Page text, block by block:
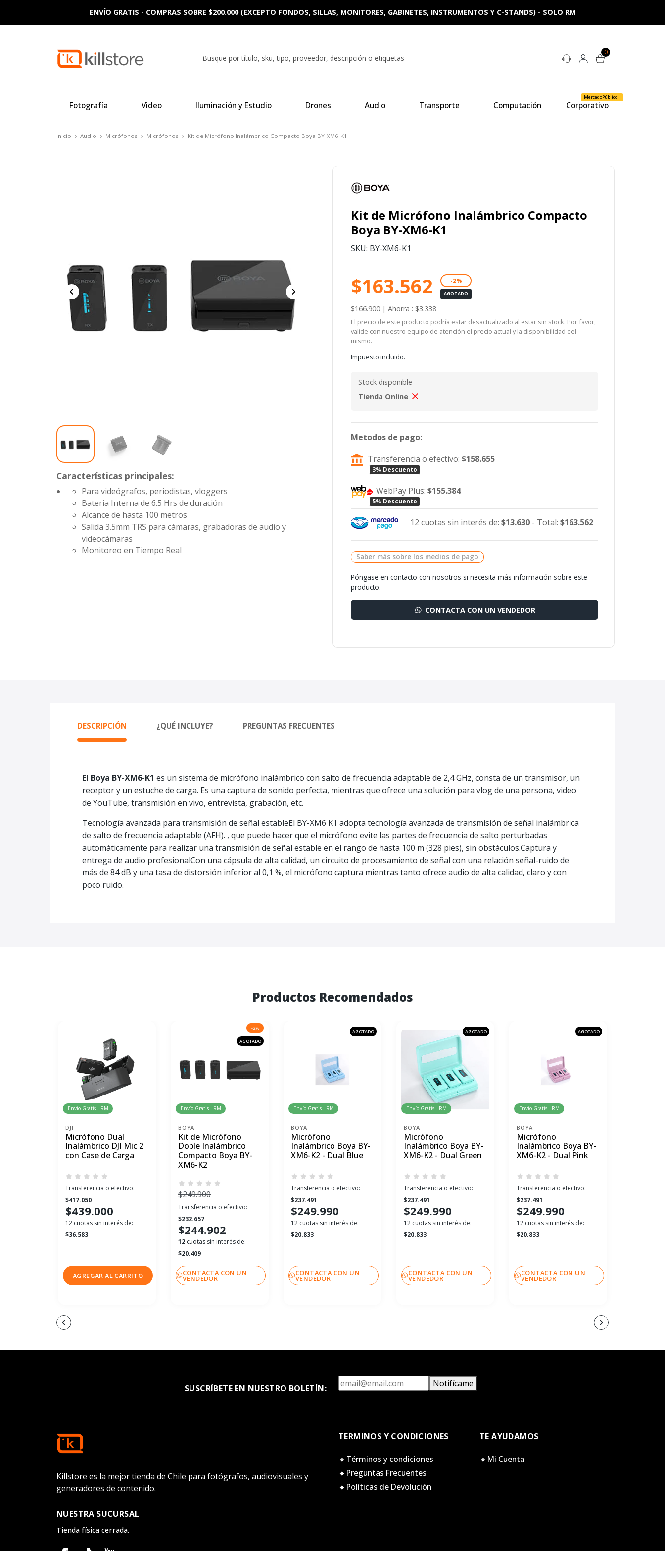
0
Fotografía Video Iluminación y Estudio Drones Audio Transporte Computación Corporativo
MercadoPúblico
ENVÍO GRATIS - COMPRAS SOBRE $200.000 (EXCEPTO FONDOS, SILLAS, MONITORES, GABINETES, INSTRUMENTOS Y C-STANDS) - SOLO RM
Inicio Audio Micrófonos Micrófonos Kit de Micrófono Inalámbrico Compacto Boya BY-XM6-K1
Características principales:
Para videógrafos, periodistas, vloggers
Bateria Interna de 6.5 Hrs de duración
Alcance de hasta 100 metros
Salida 3.5mm TRS para cámaras, grabadoras de audio y
videocámaras
Monitoreo en Tiempo Real
Kit de Micrófono Inalámbrico Compacto
Boya BY-XM6-K1
SKU: BY-XM6-K1
$163.562 -2%
AGOTADO
$166.900 | Ahorra : $3.338
El precio de este producto podría estar desactualizado al estar sin stock. Por favor,
valide con nuestro equipo de atención el precio actual y la disponibilidad del
mismo.
Impuesto incluido.
Stock disponible
Tienda Online
Metodos de pago:
Transferencia o efectivo:$158.655
3% Descuento
WebPay Plus:$155.384
5% Descuento
12 cuotas sin interés de: $13.630- Total: $163.562
Saber más sobre los medios de pago
Póngase en contacto con nosotros si necesita más información sobre este
producto.
CONTACTA CON UN VENDEDOR
DESCRIPCIÓN ¿QUÉ INCLUYE? PREGUNTAS FRECUENTES
El Boya BY-XM6-K1 es un sistema de micrófono inalámbrico con salto de frecuencia adaptable de 2,4 GHz, consta de un transmisor, un
receptor y un estuche de carga. Es una captura de sonido perfecta, mientras que ofrece una solución para vlog de una persona, video
de YouTube, transmisión en vivo, entrevista, grabación, etc.
Tecnología avanzada para transmisión de señal estableEl BY-XM6 K1 adopta tecnología avanzada de transmisión de señal inalámbrica
de salto de frecuencia adaptable (AFH). , que puede hacer que el micrófono evite las partes de frecuencia de salto perturbadas
automáticamente para realizar una transmisión de señal estable en el rango de hasta 100 m (328 pies), sin obstáculos.Captura y
entrega de audio profesionalCon una cápsula de alta calidad, un circuito de procesamiento de señal con una relación señal-ruido de
más de 84 dB y una tasa de distorsión inferior al 0,1 %, el micrófono captura mientras tanto ofrece audio de alta calidad, claro y con
poco ruido.
Productos Recomendados
Envío Gratis - RM
DJI
Micrófono Dual
Inalámbrico DJI Mic 2
con Case de Carga
Transferencia o efectivo:
$417.050
$439.000
12 cuotas sin interés de:
$36.583
AGREGAR AL CARRITO
-2%
AGOTADO
Envío Gratis - RM
BOYA
Kit de Micrófono
Doble Inalámbrico
Compacto Boya BY-
XM6-K2
$249.900
Transferencia o efectivo:
$232.657
$244.902
12 cuotas sin interés de:
$20.409
CONTACTA CON UN
VENDEDOR
AGOTADO
Envío Gratis - RM
BOYA
Micrófono
Inalámbrico Boya BY-
XM6-K2 - Dual Blue
Transferencia o efectivo:
$237.491
$249.990
12 cuotas sin interés de:
$20.833
CONTACTA CON UN
VENDEDOR
AGOTADO
Envío Gratis - RM
BOYA
Micrófono
Inalámbrico Boya BY-
XM6-K2 - Dual Green
Transferencia o efectivo:
$237.491
$249.990
12 cuotas sin interés de:
$20.833
CONTACTA CON UN
VENDEDOR
AGOTADO
Envío Gratis - RM
BOYA
Micrófono
Inalámbrico Boya BY-
XM6-K2 - Dual Pink
Transferencia o efectivo:
$237.491
$249.990
12 cuotas sin interés de:
$20.833
CONTACTA CON UN
VENDEDOR
SUSCRÍBETE EN NUESTRO BOLETÍN: Notifícame
Killstore es la mejor tienda de Chile para fotógrafos, audiovisuales y
generadores de contenido.
NUESTRA SUCURSAL
Tienda física cerrada.
TERMINOS Y CONDICIONES
🔸Términos y condiciones
🔸Preguntas Frecuentes
🔸Políticas de Devolución
TE AYUDAMOS
🔸Mi Cuenta